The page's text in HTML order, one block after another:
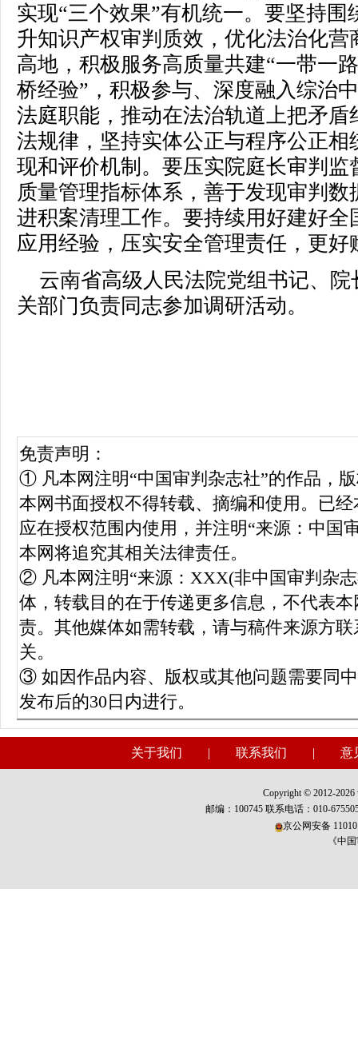
实现“三个效果”有机统一。要坚持
升知识产权审判质效，优化法治化
高地，积极服务高质量共建“一带一
桥经验”，积极参与、深度融入综治
法庭职能，推动在法治轨道上把矛
法规律，坚持实体公正与程序公正
现和评价机制。要压实院庭长审判
质量管理指标体系，善于发现审判
进积案清理工作。要持续用好建好全
应用经验，压实安全管理责任，更
云南省高级人民法院党组书记、
关部门负责同志参加调研活动。
免责声明：
① 凡本网注明“中国审判杂志社”的作品，
本网书面授权不得转载、摘编和使用。已
应在授权范围内使用，并注明“来源：中国
本网将追究其相关法律责任。
② 凡本网注明“来源：XXX(非中国审判杂
体，转载目的在于传递更多信息，不代表
责。其他媒体如需转载，请与稿件来源方
关。
③ 如因作品内容、版权或其他问题需要同
发布后的30日内进行。
关于我们 | 联系我们 | 意
Copyright © 2012-2026
邮编：100745 联系电话：010-
京公网安备
《中